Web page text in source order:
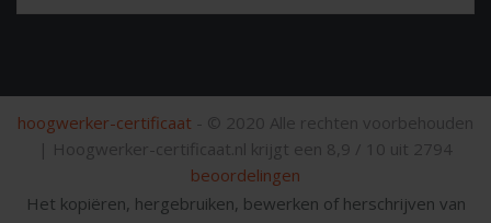
hoogwerker-certificaat - © 2020 Alle rechten voorbehouden
| Hoogwerker-certificaat.nl krijgt een 8,9 / 10 uit 2794
beoordelingen
Het kopiëren, hergebruiken, bewerken of herschrijven van